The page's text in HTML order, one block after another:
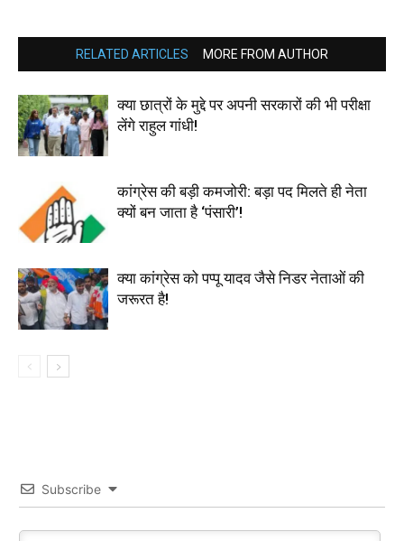
RELATED ARTICLES MORE FROM AUTHOR
क्या छात्रों के मुद्दे पर अपनी सरकारों की भी परीक्षा
लेंगे राहुल गांधी!
कांग्रेस की बड़ी कमजोरी: बड़ा पद मिलते ही नेता
क्यों बन जाता है ‘पंसारी’!
क्या कांग्रेस को पप्पू यादव जैसे निडर नेताओं की
जरूरत है!
Subscribe